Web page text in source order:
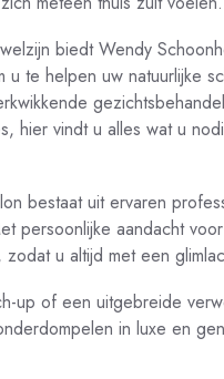
biedt Wendy
te helpen uw natuurlijke
hier vindt u alles wat u
bestaat uit ervaren
persoonlijke aandacht
u altijd met een
up of een uitgebreide
in luxe en